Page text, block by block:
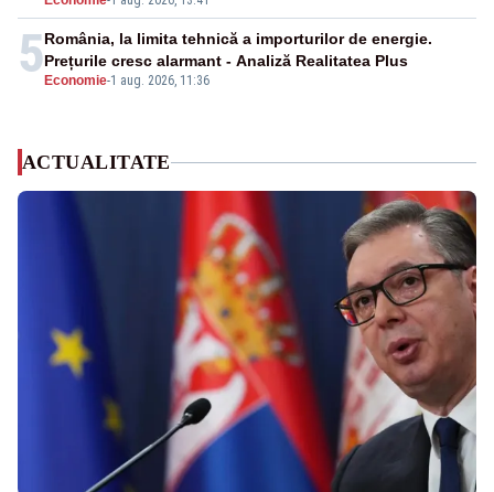
5 Economie-1 aug. 2026, 11:36
România, la limita tehnică a importurilor de energie.
Prețurile cresc alarmant - Analiză Realitatea Plus
ACTUALITATE